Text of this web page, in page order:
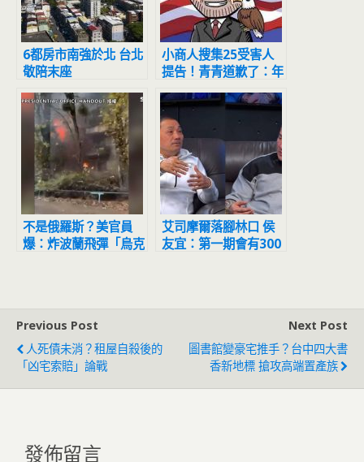
6都房市南強於北 台北
敬陪末座
小商人搜集25受害人
提告！青青道歉了：年
輕氣盛急於一時
不是俄羅斯？美官員
爆：炸波蘭飛彈「烏克
艾司摩爾落腳林口 侯
友宜：第一期會有300
Previous Post
人死債未消？租屋自殺後的
「凶宅索賠」論戰
Next Post
圖書館變豪宅推手？台中四大書
香新地標 搶攻高端置產族
發佈留言